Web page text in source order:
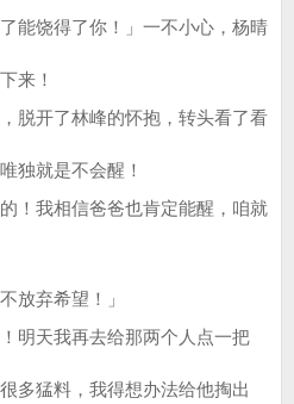
饶得了你！」一不小心，杨晴
来！
开了林峰的怀抱，转头看了看
独就是不会醒！
我相信爸爸也肯定能醒，咱就
弃希望！」
天我再去给那两个人点一把
多猛料，我得想办法给他掏出